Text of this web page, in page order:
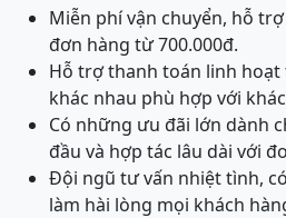
Miễn phí vận chuyển, hỗ
đơn hàng từ 700.000đ.
Hỗ trợ thanh toán linh
khác nhau phù hợp với
Có những ưu đãi lớn dành
đầu và hợp tác lâu dài với
Đội ngũ tư vấn nhiệt tình,
làm hài lòng mọi khách